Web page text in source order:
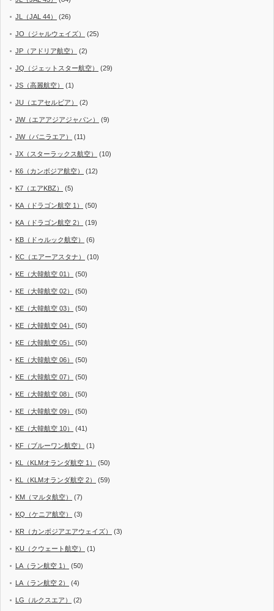
JL（JAL 44） (26)
JO（ジャルウェイズ） (25)
JP（アドリア航空） (2)
JQ（ジェットスター航空） (29)
JS（高麗航空） (1)
JU（エアセルビア） (2)
JW（エアアジアジャパン） (9)
JW（バニラエア） (11)
JX（スターラックス航空） (10)
K6（カンボジア航空） (12)
K7（エアKBZ） (5)
KA（ドラゴン航空 1） (50)
KA（ドラゴン航空 2） (19)
KB（ドゥルック航空） (6)
KC（エアーアスタナ） (10)
KE（大韓航空 01） (50)
KE（大韓航空 02） (50)
KE（大韓航空 03） (50)
KE（大韓航空 04） (50)
KE（大韓航空 05） (50)
KE（大韓航空 06） (50)
KE（大韓航空 07） (50)
KE（大韓航空 08） (50)
KE（大韓航空 09） (50)
KE（大韓航空 10） (41)
KF（ブルーワン航空） (1)
KL（KLMオランダ航空 1） (50)
KL（KLMオランダ航空 2） (59)
KM（マルタ航空） (7)
KQ（ケニア航空） (3)
KR（カンボジアエアウェイズ） (3)
KU（クウェート航空） (1)
LA（ラン航空 1） (50)
LA（ラン航空 2） (4)
LG（ルクスエア） (2)